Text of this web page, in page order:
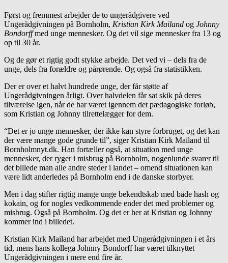
Først og fremmest arbejder de to ungerådgivere ved
Ungerådgivningen på Bornholm, Kristian Kirk Mailand og Johnny
Bondorffmed unge mennesker. Og det vil sige mennesker fra 13 og
op til 30 år.
Og de gør et rigtig godt stykke arbejde. Det ved vi – dels fra de
unge, dels fra forældre og pårørende. Og også fra statistikken.
Der er over et halvt hundrede unge, der får støtte af
Ungerådgivningen årligt. Over halvdelen får sat skik på deres
tilværelse igen, når de har været igennem det pædagogiske forløb,
som Kristian og Johnny tilrettelægger for dem.
“Det er jo unge mennesker, der ikke kan styre forbruget, og det kan
der være mange gode grunde til”, siger Kristian Kirk Mailand til
Bornholmnyt.dk. Han fortæller også, at situation med unge
mennesker, der ryger i misbrug på Bornholm, nogenlunde svarer til
det billede man alle andre steder i landet – omend situationen kan
være lidt anderledes på Bornholm end i de danske storbyer.
Men i dag stifter rigtig mange unge bekendtskab med både hash og
kokain, og for nogles vedkommende ender det med problemer og
misbrug. Også på Bornholm. Og det er her at Kristian og Johnny
kommer ind i billedet.
Kristian Kirk Mailand har arbejdet med Ungerådgivningen i et års
tid, mens hans kollega Johnny Bondorff har været tilknyttet
Ungerådgivningen i mere end fire år.